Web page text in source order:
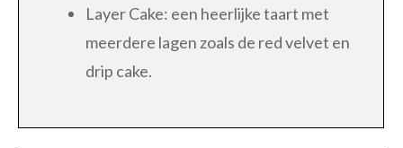
Layer Cake: een heerlijke taart met
meerdere lagen zoals de red velvet en
drip cake.